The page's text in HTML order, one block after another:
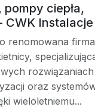
ciepła,
CWK Instalacje
renomowana firma
rozwiązaniach
oraz
wieloletniemu...